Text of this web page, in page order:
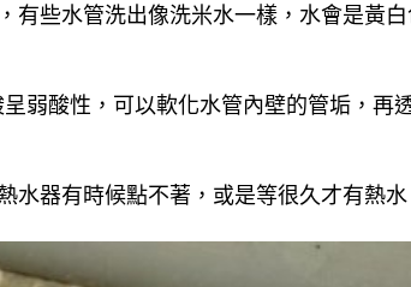
些水管洗出像洗米水一樣，水會是黃
弱酸性，可以軟化水管內壁的管垢，再
器有時候點不著，或是等很久才有熱